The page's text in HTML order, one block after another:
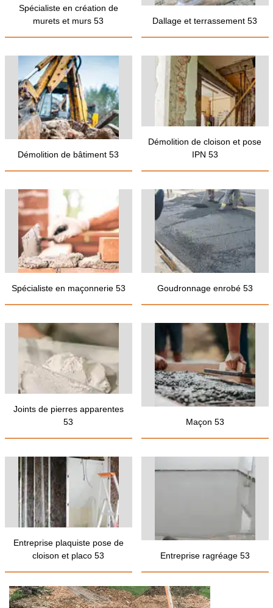
Spécialiste en création de
murets et murs 53
Dallage et terrassement 53
Démolition de bâtiment 53
Démolition de cloison et pose
IPN 53
Spécialiste en maçonnerie 53 Goudronnage enrobé 53
Joints de pierres apparentes
53
Maçon 53
Entreprise plaquiste pose de
cloison et placo 53
Entreprise ragréage 53